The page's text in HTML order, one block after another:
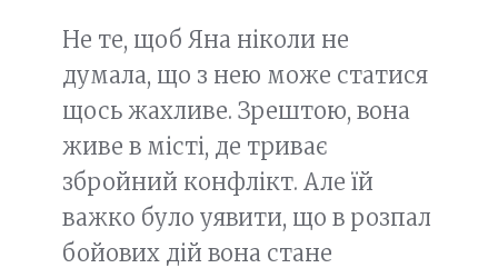
Не те, щоб Яна ніколи не
думала, що з нею може статися
щось жахливе. Зрештою, вона
живе в місті, де триває
збройний конфлікт. Але їй
важко було уявити, що в розпал
бойових дій вона стане